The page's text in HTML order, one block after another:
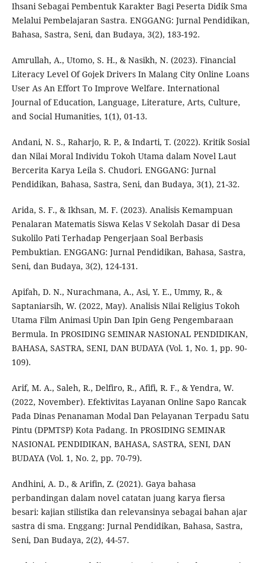
Ihsani Sebagai Pembentuk Karakter Bagi Peserta Didik Sma
Melalui Pembelajaran Sastra. ENGGANG: Jurnal Pendidikan,
Bahasa, Sastra, Seni, dan Budaya, 3(2), 183-192.
Amrullah, A., Utomo, S. H., & Nasikh, N. (2023). Financial
Literacy Level Of Gojek Drivers In Malang City Online Loans
User As An Effort To Improve Welfare. International
Journal of Education, Language, Literature, Arts, Culture,
and Social Humanities, 1(1), 01-13.
Andani, N. S., Raharjo, R. P., & Indarti, T. (2022). Kritik Sosial
dan Nilai Moral Individu Tokoh Utama dalam Novel Laut
Bercerita Karya Leila S. Chudori. ENGGANG: Jurnal
Pendidikan, Bahasa, Sastra, Seni, dan Budaya, 3(1), 21-32.
Arida, S. F., & Ikhsan, M. F. (2023). Analisis Kemampuan
Penalaran Matematis Siswa Kelas V Sekolah Dasar di Desa
Sukolilo Pati Terhadap Pengerjaan Soal Berbasis
Pembuktian. ENGGANG: Jurnal Pendidikan, Bahasa, Sastra,
Seni, dan Budaya, 3(2), 124-131.
Apifah, D. N., Nurachmana, A., Asi, Y. E., Ummy, R., &
Saptaniarsih, W. (2022, May). Analisis Nilai Religius Tokoh
Utama Film Animasi Upin Dan Ipin Geng Pengembaraan
Bermula. In PROSIDING SEMINAR NASIONAL PENDIDIKAN,
BAHASA, SASTRA, SENI, DAN BUDAYA (Vol. 1, No. 1, pp. 90-
109).
Arif, M. A., Saleh, R., Delfiro, R., Afifi, R. F., & Yendra, W.
(2022, November). Efektivitas Layanan Online Sapo Rancak
Pada Dinas Penanaman Modal Dan Pelayanan Terpadu Satu
Pintu (DPMTSP) Kota Padang. In PROSIDING SEMINAR
NASIONAL PENDIDIKAN, BAHASA, SASTRA, SENI, DAN
BUDAYA (Vol. 1, No. 2, pp. 70-79).
Andhini, A. D., & Arifin, Z. (2021). Gaya bahasa
perbandingan dalam novel catatan juang karya fiersa
besari: kajian stilistika dan relevansinya sebagai bahan ajar
sastra di sma. Enggang: Jurnal Pendidikan, Bahasa, Sastra,
Seni, Dan Budaya, 2(2), 44-57.